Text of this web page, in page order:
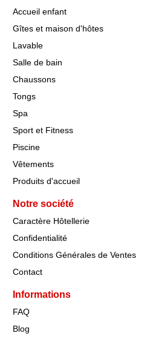
Accueil enfant
Gîtes et maison d'hôtes
Lavable
Salle de bain
Chaussons
Tongs
Spa
Sport et Fitness
Piscine
Vêtements
Produits d'accueil
Notre société
Caractère Hôtellerie
Confidentialité
Conditions Générales de Ventes
Contact
Informations
FAQ
Blog